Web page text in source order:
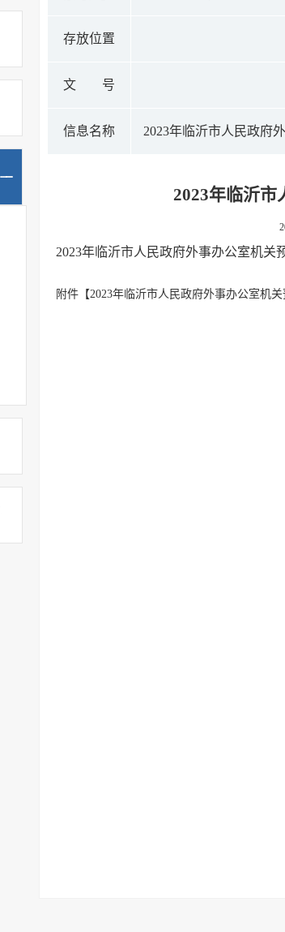
存放位置
文 号
信息名称 ​2023年临沂市人民政府
​2023年临沂市
2023年临沂市人民政府外事办公室机关
附件【2023年临沂市人民政府外事办公室机